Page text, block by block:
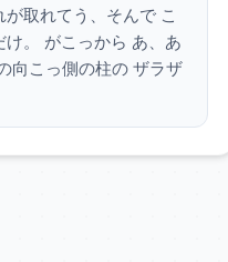
取れてう、そんで こ
。 がこっから あ、あ
向こっ側の柱の ザラザ